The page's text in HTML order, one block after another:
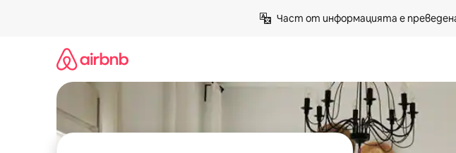
Част от информацията е